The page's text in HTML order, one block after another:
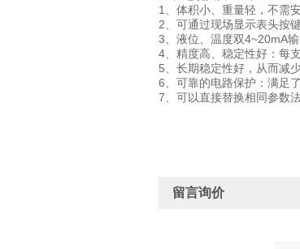
1、体积小、重量轻，不需
2、可通过现场显示表头按
3、液位、温度双4~20mA
4、精度高、稳定性好：每
5、长期稳定性好，从而减
6、可靠的电路保护：满足
7、可以直接替换相同参数
留言询价